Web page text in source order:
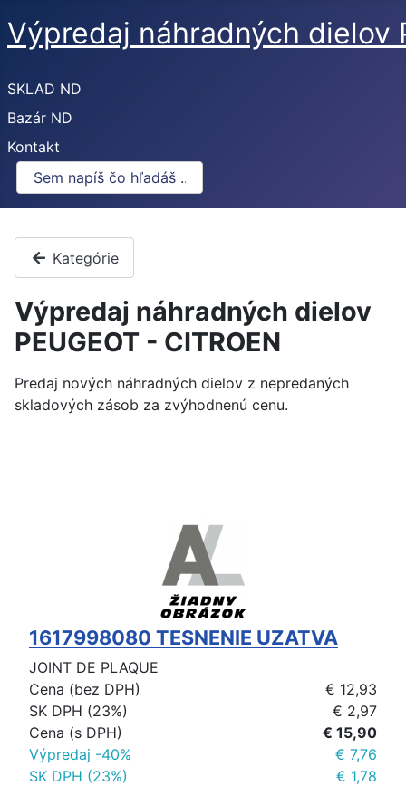
Výpredaj náhradných dielov
SKLAD ND
Bazár ND
Kontakt
Kategórie
Výpredaj náhradných dielov
PEUGEOT - CITROEN
Predaj nových náhradných dielov z nepredaných
skladových zásob za zvýhodnenú cenu.
1617998080 TESNENIE UZATVA
JOINT DE PLAQUE
Cena (bez DPH)
€ 12,93
SK DPH (23%)
€ 2,97
Cena (s DPH)
€ 15,90
Výpredaj -40%
€ 7,76
SK DPH (23%)
€ 1,78